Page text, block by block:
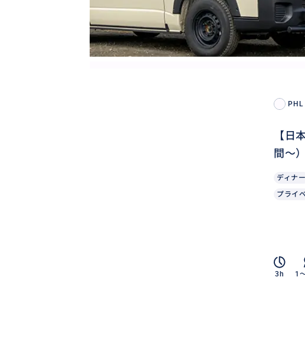
PHL
【日
間～
ディナー
プライ
3h 1